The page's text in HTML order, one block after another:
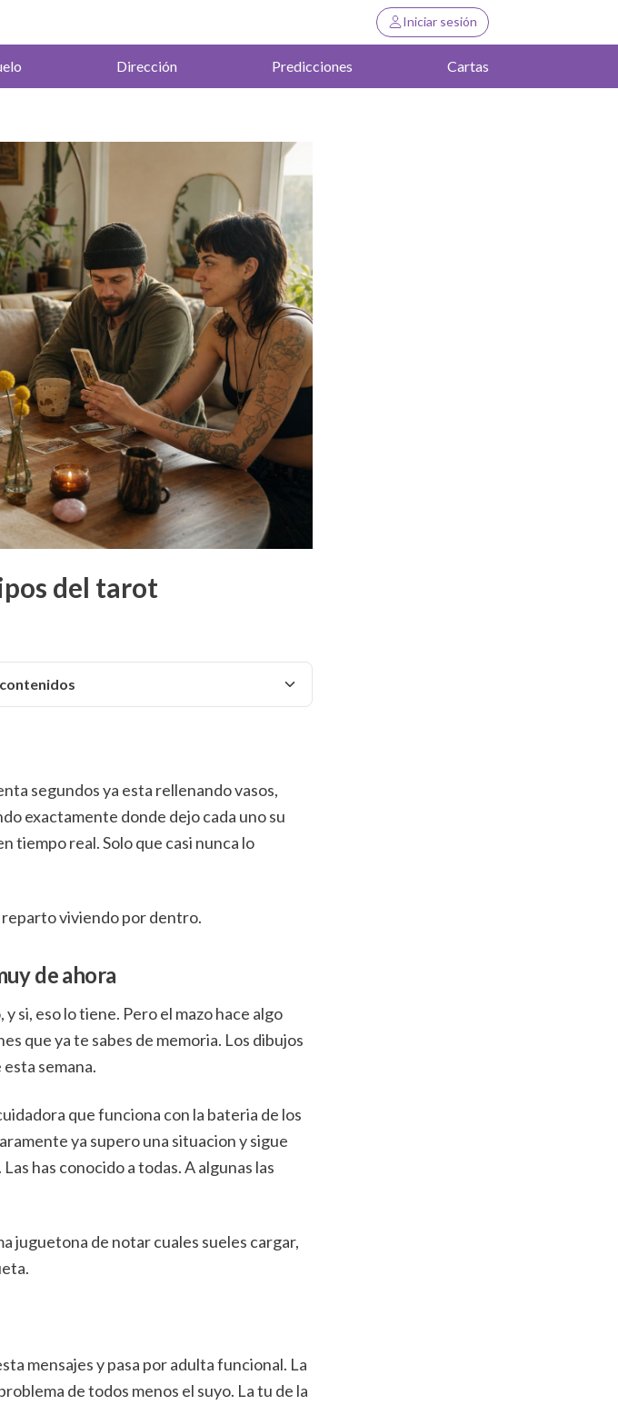
Iniciar sesión
Dirección Predicciones Cartas
del tarot
segundos ya esta rellenando vasos,
exactamente donde dejo cada uno su
tiempo real. Solo que casi nunca lo
viviendo por dentro.
de ahora
si, eso lo tiene. Pero el mazo hace algo
que ya te sabes de memoria. Los dibujos
semana.
que funciona con la bateria de los
ya supero una situacion y sigue
has conocido a todas. A algunas las
juguetona de notar cuales sueles cargar,
mensajes y pasa por adulta funcional. La
de todos menos el suyo. La tu de la